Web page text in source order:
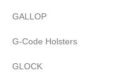
GALLOP
G-Code Holsters
GLOCK